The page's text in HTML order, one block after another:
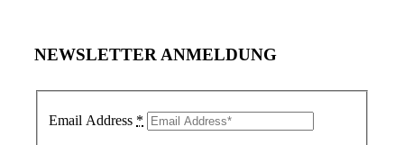
NEWSLETTER ANMELDUNG
Email Address *